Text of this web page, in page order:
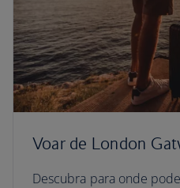
Voar de London
Descubra para onde